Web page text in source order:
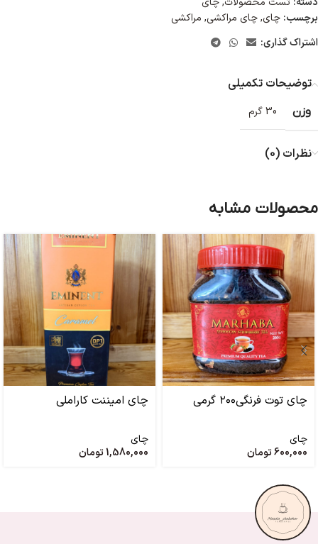
برچسب: چای,چای مراکشی, مراکشی
اشتراک گذاری:
توضیحات تکمیلی
وزن 30 گرم
نظرات (0)
محصولات مشابه
چای توت فرنگی۲۰۰ گرمی
چای
600,000تومان
چای امیننت کاراملی
چای
1,580,000تومان